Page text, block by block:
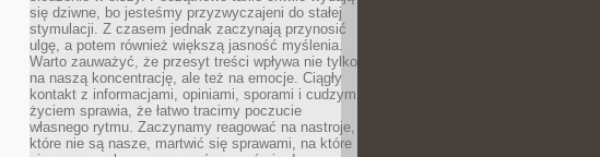
się dziwne, bo jesteśmy przyzwyczajeni do stałej
stymulacji. Z czasem jednak zaczynają przynosić
ulgę, a potem również większą jasność myślenia.
Warto zauważyć, że przesyt treści wpływa nie tylko
na naszą koncentrację, ale też na emocje. Ciągły
kontakt z informacjami, opiniami, sporami i cudzym
życiem sprawia, że łatwo tracimy poczucie
własnego rytmu. Zaczynamy reagować na nastroje,
które nie są nasze, martwić się sprawami, na które